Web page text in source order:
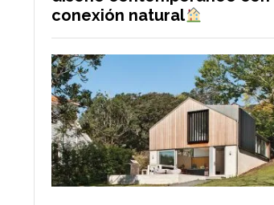
conexión natural